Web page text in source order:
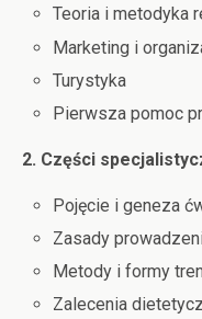
Teoria i metodyka
Marketing i
Turystyka
Pierwsza pomoc
2. Części
Pojęcie i geneza
Zasady
Metody i formy
Zalecenia